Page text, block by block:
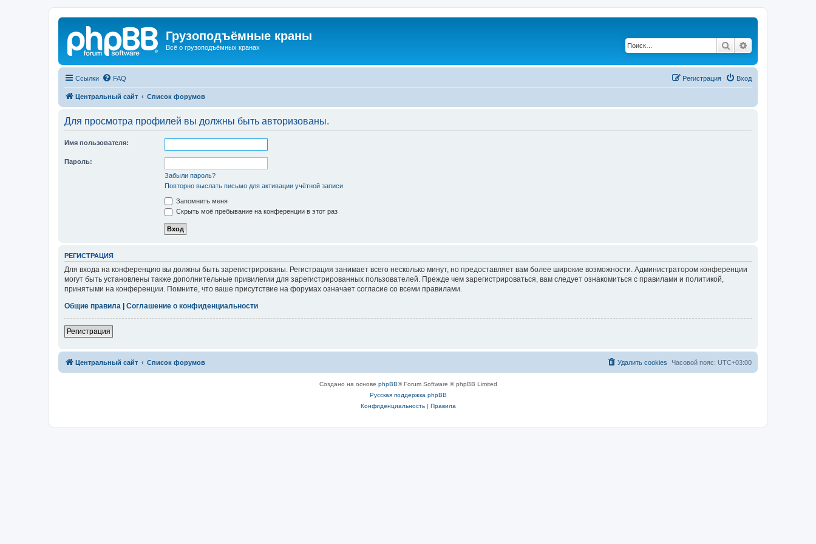
Грузоподъёмные краны
Всё о грузоподъёмных кранах Поиск
Ссылки FAQ Вход
Регистрация
Центральный сайт Список форумов
Для просмотра профилей вы должны быть авторизованы.
Имя пользователя:
Пароль:
Забыли пароль?
Повторно выслать письмо для активации учётной записи
Запомнить меня
Скрыть моё пребывание на конференции в этот раз
РЕГИСТРАЦИЯ
Для входа на конференцию вы должны быть зарегистрированы. Регистрация занимает всего несколько минут, но предоставляет вам более широкие возможности. Администратором конференции
могут быть установлены также дополнительные привилегии для зарегистрированных пользователей. Прежде чем зарегистрироваться, вам следует ознакомиться с правилами и политикой,
принятыми на конференции. Помните, что ваше присутствие на форумах означает согласие со всеми правилами.
Общие правила
Соглашение о конфиденциальности
Регистрация
Центральный сайт Список форумов Часовой пояс: UTC+03:00
Удалить cookies
Создано на основе phpBB® Forum Software © phpBB Limited
Русская поддержка phpBB
Конфиденциальность| Правила